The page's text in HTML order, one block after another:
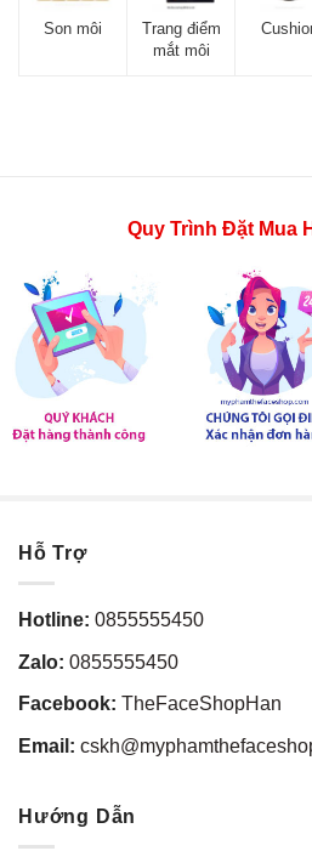
Son môi
Trang điểm
mắt môi
Quy Trình Đặt Mua
Hỗ Trợ
Hotline: 0855555450
Zalo: 0855555450
Facebook: TheFaceShopHan
Email:
Hướng Dẫn